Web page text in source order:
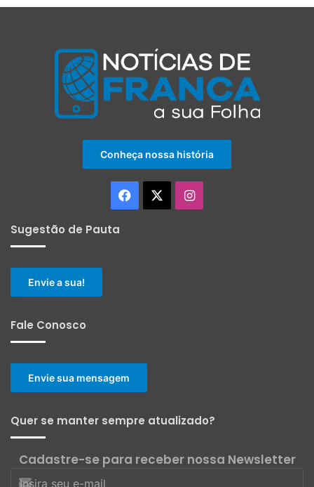
Conheça nossa história
Facebook Instagram
Sugestão de Pauta
Envie a sua!
Fale Conosco
Envie sua mensagem
Quer se manter sempre atualizado?
Cadastre-se para receber nossa Newsletter